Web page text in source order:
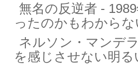
無名の反逆者 -
ったのかもわから
ネルソン・マンデ
を感じさせない明